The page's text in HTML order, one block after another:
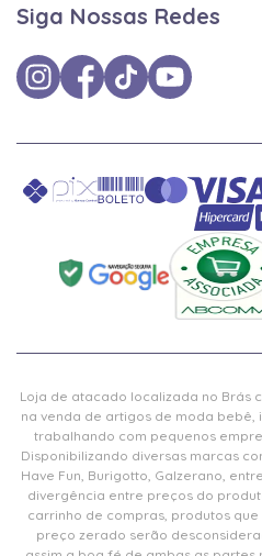
Siga Nossas Redes
Loja de atacado localizada no Brás
na venda de artigos de moda bebê,
trabalhando com pequenos
Disponibilizando diversas marcas
Have Fun, Burigotto, Galzerano,
divergência entre preços do
carrinho de compras, produtos
preço zerado serão